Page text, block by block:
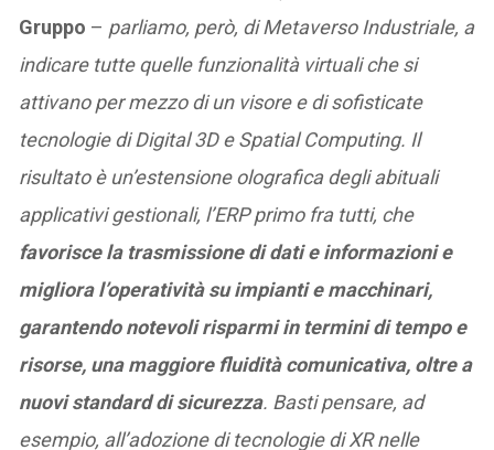
Gruppo – parliamo, però, di Metaverso Industriale, a
indicare tutte quelle funzionalità virtuali che si
attivano per mezzo di un visore e di sofisticate
tecnologie di Digital 3D e Spatial Computing. Il
risultato è un’estensione olografica degli abituali
applicativi gestionali, l’ERP primo fra tutti, che
favorisce la trasmissione di dati e informazioni e
migliora l’operatività su impianti e macchinari,
garantendo notevoli risparmi in termini di tempo e
risorse, una maggiore fluidità comunicativa, oltre a
nuovi standard di sicurezza. Basti pensare, ad
esempio, all’adozione di tecnologie di XR nelle